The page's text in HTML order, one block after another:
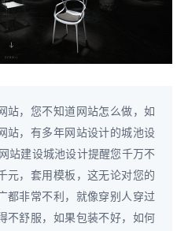
站，您不知道网站怎么做，如
站，有多年网站设计的城池设
站建设城池设计提醒您千万不
元，套用模板，这无论对您的
都非常不利，就像穿别人穿过
不舒服，如果包装不好，如何